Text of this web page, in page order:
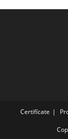
Certifícate